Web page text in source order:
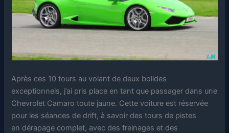
Après ces 10 tours au volant de deux bolides
exceptionnels, j’ai pris place en tant que passager dans une
Chevrolet Camaro toute jaune. Cette voiture est réservée
pour les séances de drift, à savoir des tours de pistes
en dérapage complet, avec des freinages et des